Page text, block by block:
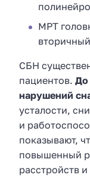
МРТ
СБН
пациентов. До
нарушений
усталости,
и
показывают,
повышенный
расстройств